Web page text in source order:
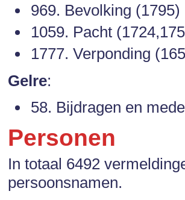
969. Bevolking
1059. Pacht
1777. Verponding
Gelre:
58. Bijdragen en
Personen
In totaal 6492
persoonsnamen.